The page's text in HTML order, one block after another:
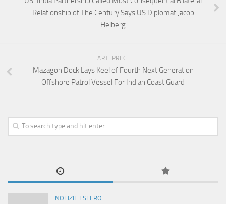
Relationship of The Century Says US Diplomat Jacob
Helberg
ART. PREC.
Mazagon Dock Lays Keel of Fourth Next Generation
Offshore Patrol Vessel For Indian Coast Guard
NOTIZIE ESTERO